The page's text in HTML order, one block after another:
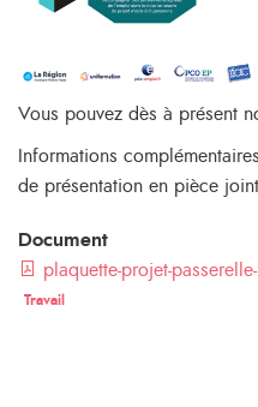
Vous pouvez dès à présent
Informations
de présentation en pièce
Document
plaquette-projet-
Travail